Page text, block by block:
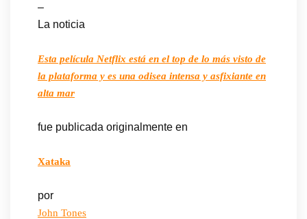
–
La noticia
Esta película Netflix está en el top de lo más visto de
la plataforma y es una odisea intensa y asfixiante en
alta mar
fue publicada originalmente en
Xataka
por
John Tones